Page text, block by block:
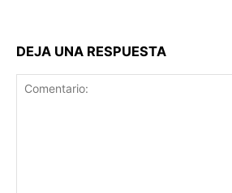
DEJA UNA RESPUESTA